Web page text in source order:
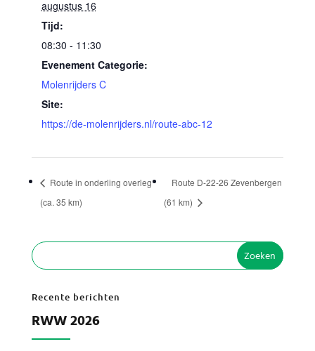
augustus 16
Tijd:
08:30 - 11:30
Evenement Categorie:
Molenrijders C
Site:
https://de-molenrijders.nl/route-abc-12
Route in onderling overleg
(ca. 35 km)
Route D-22-26 Zevenbergen
(61 km)
Recente berichten
RWW 2026